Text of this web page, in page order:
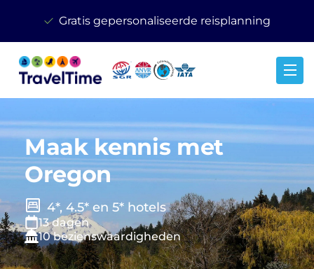
Gratis gepersonaliseerde reisplanning
Maak kennis met
Oregon
4*, 4.5* en 5* hotels
13 dagen
10 bezienswaardigheden